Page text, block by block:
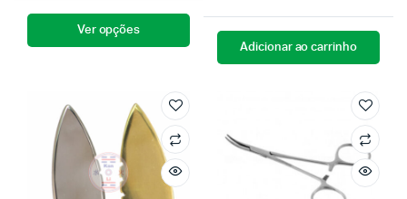
Ver opções
Adicionar ao carrinho